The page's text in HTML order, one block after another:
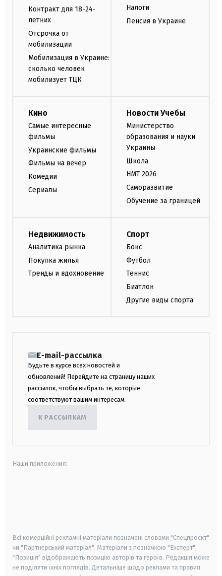
Контракт для 18-24-
летних
Отсрочка от
мобилизации
Мобилизация в Украине:
сколько человек
мобилизует ТЦК
Налоги
Пенсия в Украине
Кино
Самые интересные
фильмы
Украинские фильмы
Фильмы на вечер
Комедии
Сериалы
Новости Учебы
Министерство
образования и науки
Украины
Школа
НМТ 2026
Саморазвитие
Обучение за границей
Недвижимость
Аналитика рынка
Покупка жилья
Тренды и вдохновение
Спорт
Бокс
Футбол
Теннис
Биатлон
Другие виды спорта
E-mail-рассылка
Будьте в курсе всех новостей и
обновлений! Перейдите на страницу наших
рассылок, чтобы выбрать те, которые
соответствуют вашим интересам.
К РАССЫЛКАМ
Наши приложения:
Всі комерційні рекламні матеріали позначені словами "Спецпроєкт"
чи "Партнерський матеріал". Матеріали з позначкою "Експерт",
"Позиція" відображають позицію авторів та героїв. Редакція може
не поділяти їхніх поглядів. Детальніше щодо реклами та правил